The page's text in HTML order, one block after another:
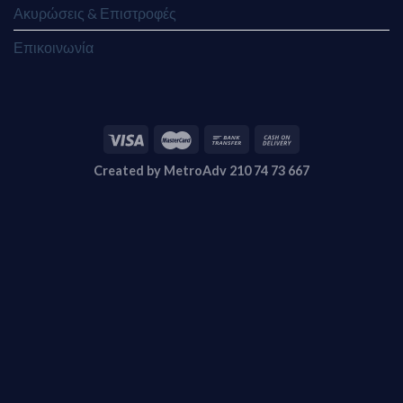
Ακυρώσεις & Επιστροφές
Επικοινωνία
Created by MetroAdv 210 74 73 667